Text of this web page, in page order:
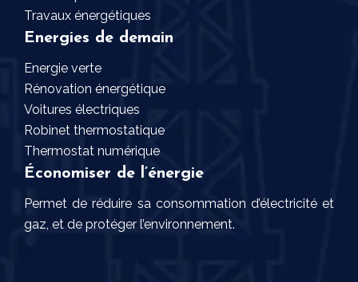
Travaux énergétiques
Energies de demain
Energie verte
Rénovation énergétique
Voitures électriques
Robinet thermostatique
Thermostat numérique
Économiser de l’énergie
Permet de réduire sa consommation d’électricité et
gaz, et de protéger l’environnement.